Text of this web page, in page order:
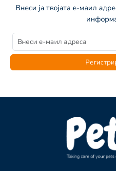
Внеси ја твојата е-маил